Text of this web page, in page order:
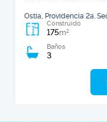
Ostia, Providencia 2a.
Construido
175m2
Baños
3